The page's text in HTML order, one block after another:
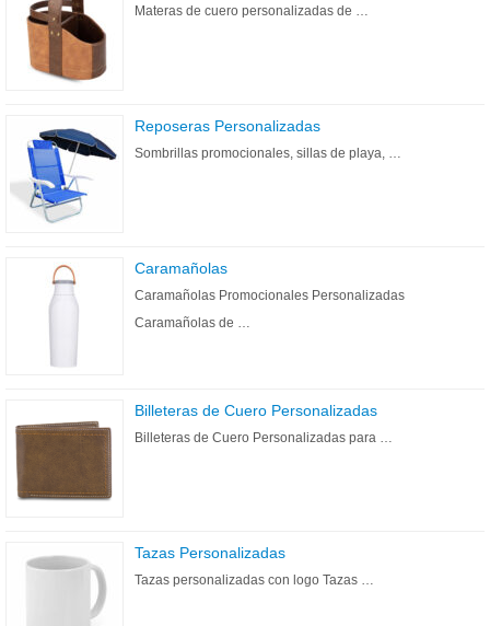
Materas de cuero personalizadas de …
Reposeras Personalizadas
Sombrillas promocionales, sillas de playa, …
Caramañolas
Caramañolas Promocionales Personalizadas
Caramañolas de …
Billeteras de Cuero Personalizadas
Billeteras de Cuero Personalizadas para …
Tazas Personalizadas
Tazas personalizadas con logo Tazas …